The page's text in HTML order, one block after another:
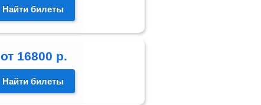
Найти билеты
от 16800 р.
Найти билеты